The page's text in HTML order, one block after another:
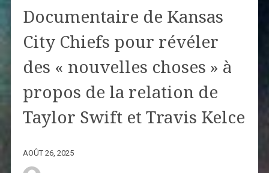
Documentaire de Kansas
City Chiefs pour révéler
des « nouvelles choses » à
propos de la relation de
Taylor Swift et Travis Kelce
AOÛT 26, 2025